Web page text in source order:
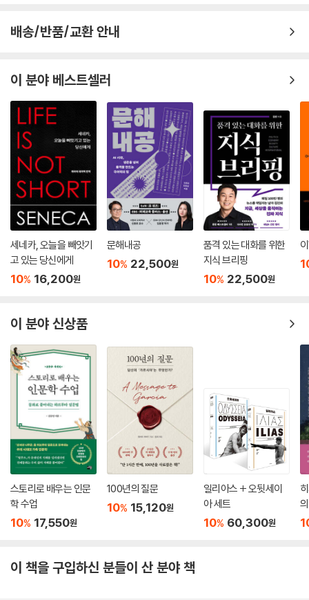
배송/반품/교환 안내
이 분야 베스트셀러
세네카, 오늘을 빼앗기
고 있는 당신에게
10% 16,200원
문해내공
10% 22,500원
품격 있는 대화를 위한
지식 브리핑
10% 22,500원
이 분야 신상품
스토리로 배우는 인문
학 수업
10% 17,550원
100년의 질문
10% 15,120원
일리아스 + 오뒷세이
아 세트
10% 60,300원
이 책을 구입하신 분들이 산 분야 책